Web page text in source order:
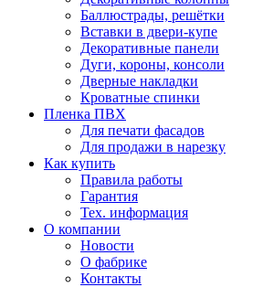
Баллюстрады, решётки
Вставки в двери-купе
Декоративные панели
Дуги, короны, консоли
Дверные накладки
Кроватные спинки
Пленка ПВХ
Для печати фасадов
Для продажи в нарезку
Как купить
Правила работы
Гарантия
Тех. информация
О компании
Новости
О фабрике
Контакты